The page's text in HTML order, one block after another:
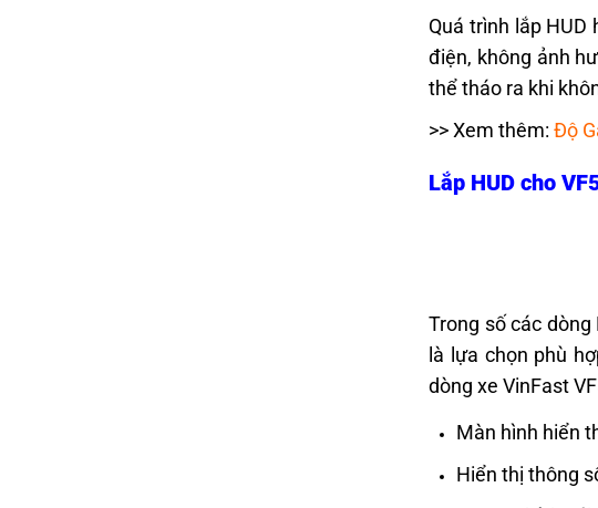
Quá trình lắp
điện, không ảnh
thể tháo ra khi
>> Xem thêm: Độ
Lắp HUD cho
Trong số các
là lựa chọn phù
dòng xe VinFast
Màn hình hiển
Hiển thị thông